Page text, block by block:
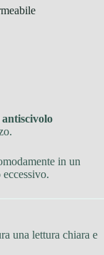
in un
eccessivo.
una lettura chiara e